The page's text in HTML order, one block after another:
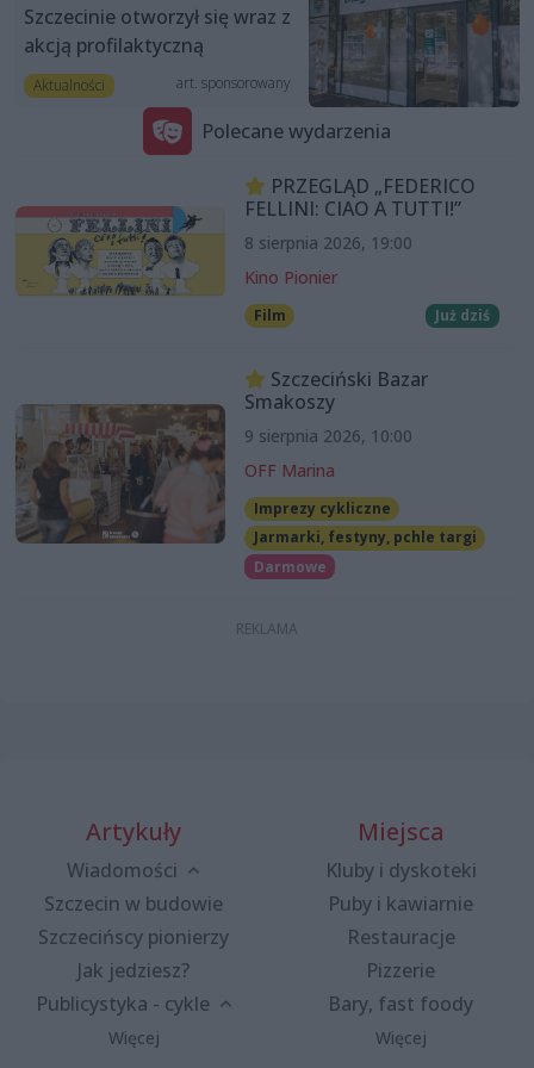
Szczecinie otworzył się wraz z
akcją profilaktyczną
Aktualności art. sponsorowany
Polecane wydarzenia
PRZEGLĄD „FEDERICO
FELLINI: CIAO A TUTTI!”
8 sierpnia 2026, 19:00
Kino Pionier
Film Już dziś
Szczeciński Bazar
Smakoszy
9 sierpnia 2026, 10:00
OFF Marina
Imprezy cykliczne
Jarmarki, festyny, pchle targi
Darmowe
Artykuły
Wiadomości
Szczecin w budowie
Szczecińscy pionierzy
Jak jedziesz?
Publicystyka - cykle
Więcej
Miejsca
Kluby i dyskoteki
Puby i kawiarnie
Restauracje
Pizzerie
Bary, fast foody
Więcej